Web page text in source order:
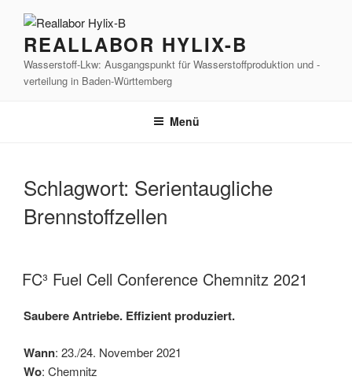
Inhalt
springenREALLABOR HYLIX-B
Wasserstoff-Lkw: Ausgangspunkt für Wasserstoffproduktion und -
verteilung in Baden-Württemberg
Menü
Schlagwort: Serientaugliche
Brennstoffzellen
FC³ Fuel Cell Conference Chemnitz 2021
Saubere Antriebe. Effizient produziert.
Wann: 23./24. November 2021
Wo: Chemnitz